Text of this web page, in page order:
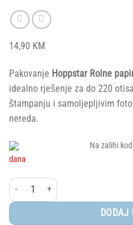
14,90 KM
Pakovanje Hoppstar Rolne
idealno rješenje za do 220
štampanju i samoljepljivim
nereda.
Na zalihi
dana
Hoppstar® Rolne papira za
DODAJ